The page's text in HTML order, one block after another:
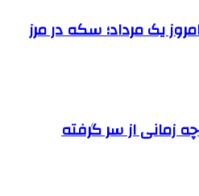
یک مرداد؛ سکه در مرز
زمانی از سر گرفته